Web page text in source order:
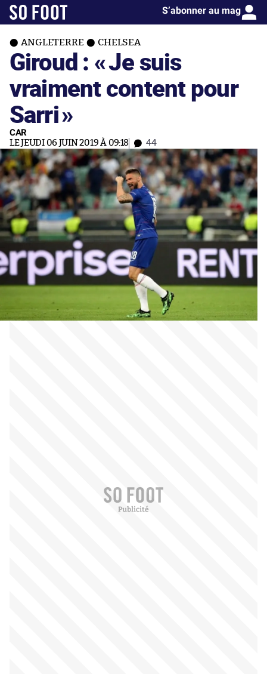
S’abonner au mag
ANGLETERRE CHELSEA
Giroud : «Je suis
vraiment content pour
Sarri»
CAR
LE JEUDI 06 JUIN 2019 À 09:18 44